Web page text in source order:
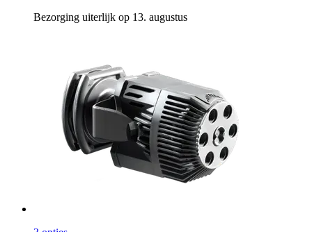
Bezorging uiterlijk op 13. augustus